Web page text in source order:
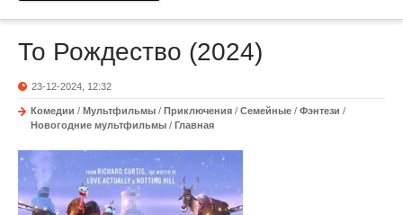
То Рождество (2024)
23-12-2024, 12:32
Комедии / Мультфильмы / Приключения / Семейные / Фэнтези /
Новогодние мультфильмы / Главная